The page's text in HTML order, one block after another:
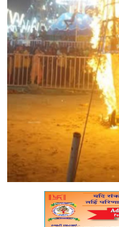
शिक्षा जगत
सेहत
रोजगार
मनोरंजन
अपराध
विडियो
Hindi